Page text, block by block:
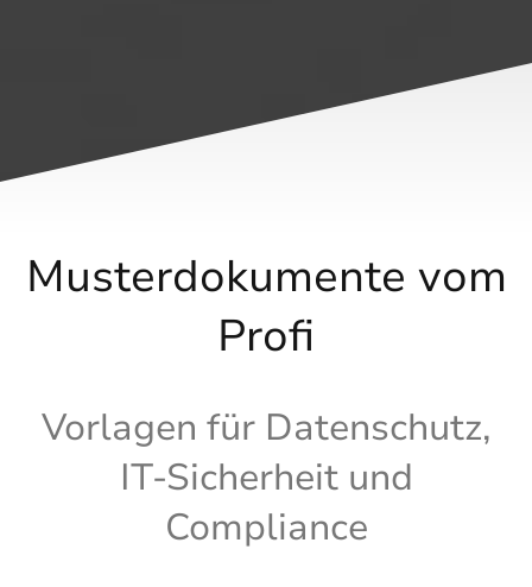
Musterdokumente vom
Profi
Vorlagen für Datenschutz,
IT-Sicherheit und
Compliance